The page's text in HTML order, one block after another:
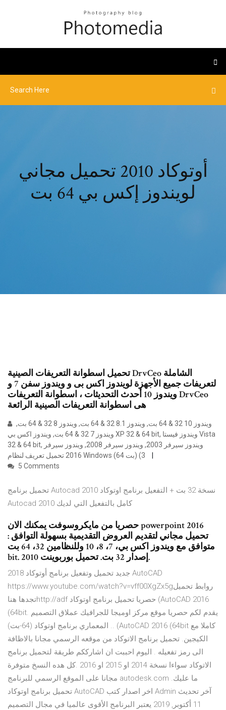
أوتوكاد 2010 تحميل مجاني
لويندوز إكس بي 64 بت
تحميل اسطوانة التعريفات الصينية DrvCeo الشاملة
لتعريفات جميع الأجهزة لويندوز اكس بى و ويندوز سفن 7 و
ويندوز 10 أحدث التحديثات ، اسطوانة التعريفات DrvCeo
هى اسطوانة التعريفات الصينية الرائعة
ويندوز 7 32 & 64 بت, ويندوز اكس بي XP 32 & 64 bit, ويندوز فيستا Vista
32 & 64 bit, ويندوز سيرفر 2003, ويندوز سيرفر 2008, ويندوز سيرفر
5 Comments
تحميل برنامج Autocad 2010 نسخة 32 بت + التفعيل برنامج اوتوكاد
Autocad 2010 كامل بالتفعيل التي لديك
حصريا من مايكروسوفت يمكنك الان powerpoint 2016
تحميل مجاني لتقديم العروض التقديمية بسهولة التوافق :
متوافق مع ويندوز اكس بي، 7، 8، 10 وللنظامين 32، 64 بت
bit. إصدار 32 بت. تحميل بوربوينت 2010.
جديد تحميل وتفعيل برنامج أوتوكاد 2018 AutoCAD
https://www.youtube.com/watch?v=vff00XgZx5gروابط تحميل
تجدها هناhttp://adf حصريا تحميل برنامج اوتوكاد (AutoCAD 2016
(64bit. يقدم لكم حصريا موقع مركز اوميجا للجرافيك عملاق التصميم
المعماري برنامج اوتوكاد (64-بت) .. (AutoCAD 2016 (64bit كاملا مع
الكيجين. تحميل برنامج الاتوكاد من موقعه الرسمي مجانا بالاظافة
الى رمز تفعيله . اليوم احببت ان اشارككم طريقة لتحميل برنامج
الاتوكاد سواءا نسخة 2014 او 2015 او 2016 .كل هده النسخ متوفرة
مجانا على الموقع الرسمي للبرنامج autodesk.com .ما عليك
تحميل برنامج اوتوكاد AutoCAD اخر اصدار كتب Admin آخر تحديث
11 أكتوبر, 2019 يعتبر البرنامج الأقوى عالميا في مجال التصميم